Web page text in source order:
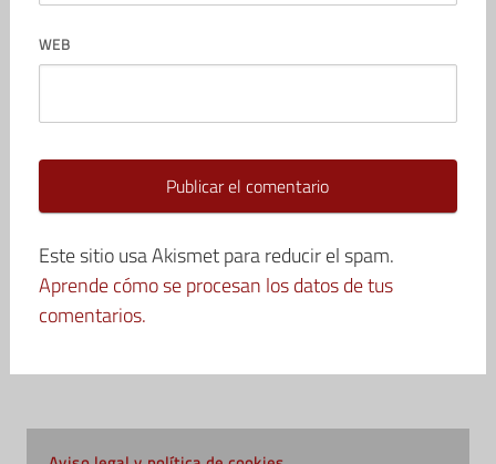
WEB
Este sitio usa Akismet para reducir el spam.
Aprende cómo se procesan los datos de tus
comentarios.